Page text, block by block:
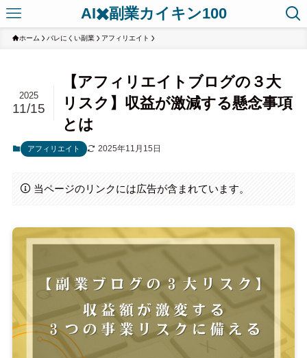
AI✖️副業カイキン100
ホーム バレにくい副業 アフィリエイト
【アフィリエイトブログの３大
リスク】収益が激減する懸念事項
とは
2025
11/15
アフィリエイト 2025年11月15日
当ページのリンクには広告が含まれています。